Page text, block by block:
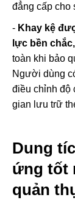
đẳng cấp cho
- Khay kệ
lực bền chắc,
toàn khi bảo
Người dùng
điều chỉnh độ
gian lưu trữ
Dung
ứng tốt
quản